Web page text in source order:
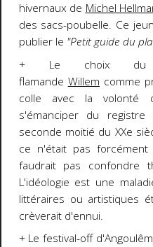
hivernaux de Michel
des sacs-poubelle. Ce
publier le "Petit guide du
+ Le choix du
flamande Willem comme
colle avec la volonté
s'émanciper du
seconde moitié du XXe
ce n'était pas
faudrait pas confondre
L'idéologie est une
littéraires ou artistiques
crèverait d'ennui.
+ Le festival-off